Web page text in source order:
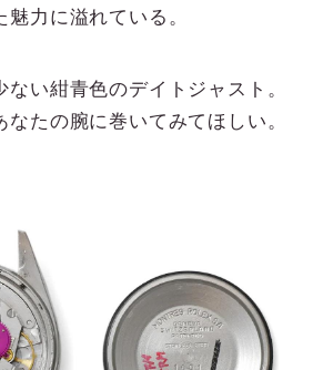
力に溢れている。
い紺青色のデイトジャスト。
たの腕に巻いてみてほしい。